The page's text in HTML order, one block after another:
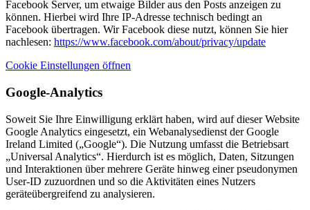
Facebook Server, um etwaige Bilder aus den Posts anzeigen zu
können. Hierbei wird Ihre IP-Adresse technisch bedingt an
Facebook übertragen. Wir Facebook diese nutzt, können Sie hier
nachlesen: https://www.facebook.com/about/privacy/update
Cookie Einstellungen öffnen
Google-Analytics
Soweit Sie Ihre Einwilligung erklärt haben, wird auf dieser Website
Google Analytics eingesetzt, ein Webanalysedienst der Google
Ireland Limited („Google“). Die Nutzung umfasst die Betriebsart
„Universal Analytics“. Hierdurch ist es möglich, Daten, Sitzungen
und Interaktionen über mehrere Geräte hinweg einer pseudonymen
User-ID zuzuordnen und so die Aktivitäten eines Nutzers
geräteübergreifend zu analysieren.